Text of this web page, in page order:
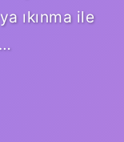
ıkınma ile